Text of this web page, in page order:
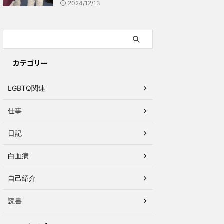
2024/12/13
カテゴリー
LGBTQ関連
仕事
日記
白血病
自己紹介
読書